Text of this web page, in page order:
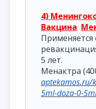
4)
Вакцина
5 лет.
Менактра
aptekamos.ru/
5ml-doza-0-